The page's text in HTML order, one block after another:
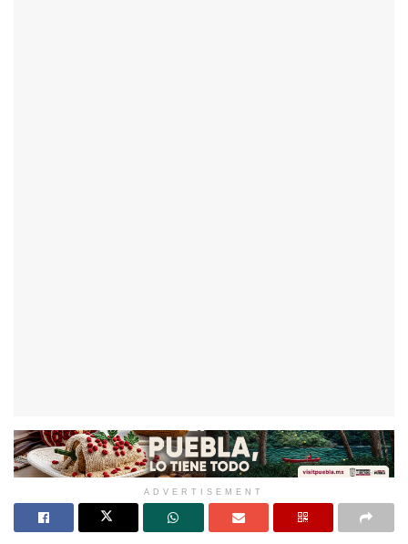
ADVERTISEMENT